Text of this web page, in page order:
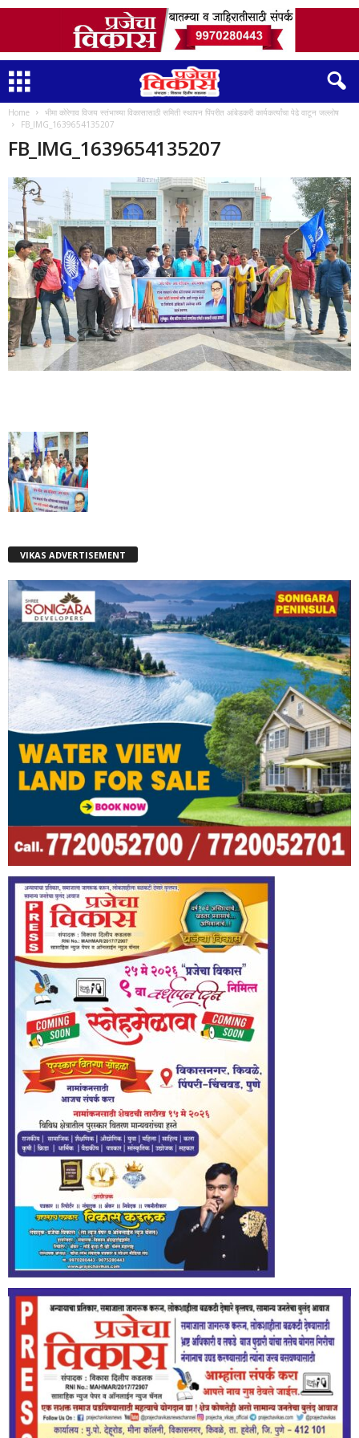
Home
भीमा कोरेगाव विजय स्तंभाच्या विकासासाठी समिती स्थापन पिंपरीत आंबेडकरी कार्यकर्त्यांचा पेढे वाटून जल्लोष
FB_IMG_1639654135207
FB_IMG_1639654135207
VIKAS ADVERTISEMENT